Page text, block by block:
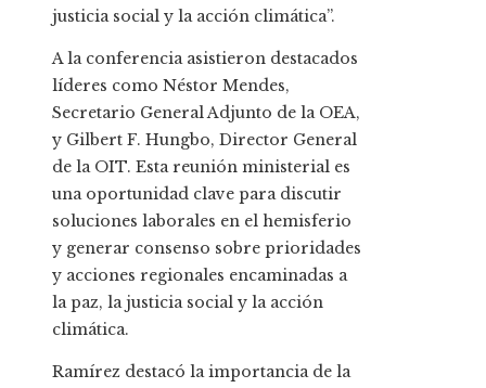
justicia social y la acción climática”.
A la conferencia asistieron destacados
líderes como Néstor Mendes,
Secretario General Adjunto de la OEA,
y Gilbert F. Hungbo, Director General
de la OIT. Esta reunión ministerial es
una oportunidad clave para discutir
soluciones laborales en el hemisferio
y generar consenso sobre prioridades
y acciones regionales encaminadas a
la paz, la justicia social y la acción
climática.
Ramírez destacó la importancia de la